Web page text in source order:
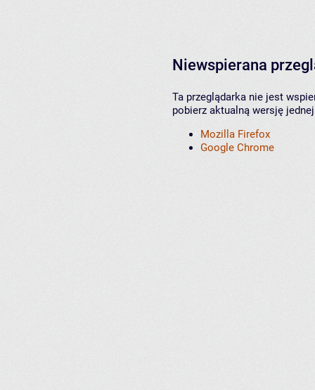
Niewspierana
Ta przeglądarka nie jest
pobierz aktualną wersję
Mozilla Firefox
Google Chrome